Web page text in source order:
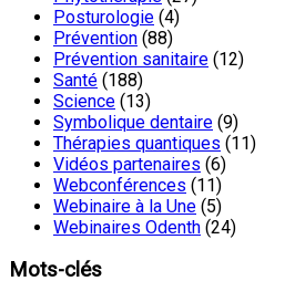
Posturologie (4)
Prévention (88)
Prévention sanitaire (12)
Santé (188)
Science (13)
Symbolique dentaire (9)
Thérapies quantiques (11)
Vidéos partenaires (6)
Webconférences (11)
Webinaire à la Une (5)
Webinaires Odenth (24)
Mots-clés